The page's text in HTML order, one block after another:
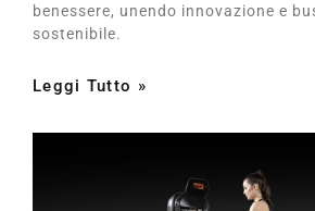
benessere, unendo innovazione e
sostenibile.
Leggi Tutto »